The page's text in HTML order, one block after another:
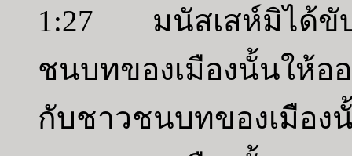
1:27 มนัสเสห์มิได้ขับ
ชนบทของเมืองนั้นให้อ
กับชาวชนบทของเมือ